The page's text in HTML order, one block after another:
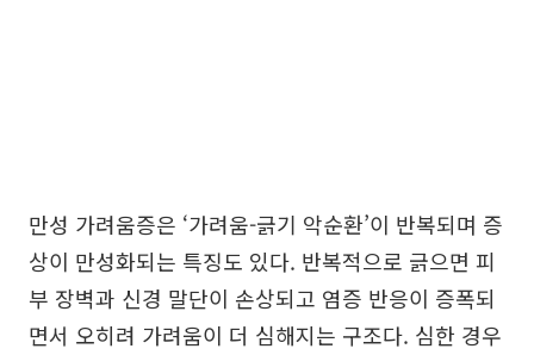
만성 가려움증은 ‘가려움-긁기 악순환’이 반복되며 증
상이 만성화되는 특징도 있다. 반복적으로 긁으면 피
부 장벽과 신경 말단이 손상되고 염증 반응이 증폭되
면서 오히려 가려움이 더 심해지는 구조다. 심한 경우